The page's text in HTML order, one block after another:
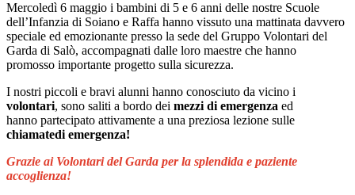
Mercoledì 6 maggio i bambini di 5 e 6 anni delle nostre Scuole
dell’Infanzia di Soiano e Raffa hanno vissuto una mattinata davvero
speciale ed emozionante presso la sede del Gruppo Volontari del
Garda di Salò, accompagnati dalle loro maestre che hanno
promosso importante progetto sulla sicurezza.
I nostri piccoli e bravi alunni hanno conosciuto da vicino i
volontari, sono saliti a bordo dei mezzi di emergenza ed
hanno partecipato attivamente a una preziosa lezione sulle
chiamatedi emergenza!
Grazie ai Volontari del Garda per la splendida e paziente
accoglienza!